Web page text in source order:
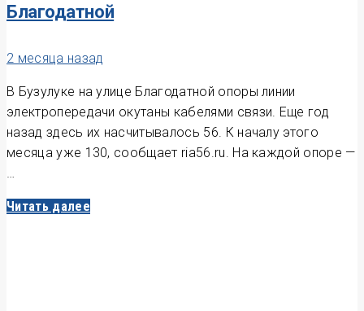
Благодатной
2 месяца назад
В Бузулуке на улице Благодатной опоры линии
электропередачи окутаны кабелями связи. Еще год
назад здесь их насчитывалось 56. К началу этого
месяца уже 130, сообщает ria56.ru. На каждой опоре —
Читать далее